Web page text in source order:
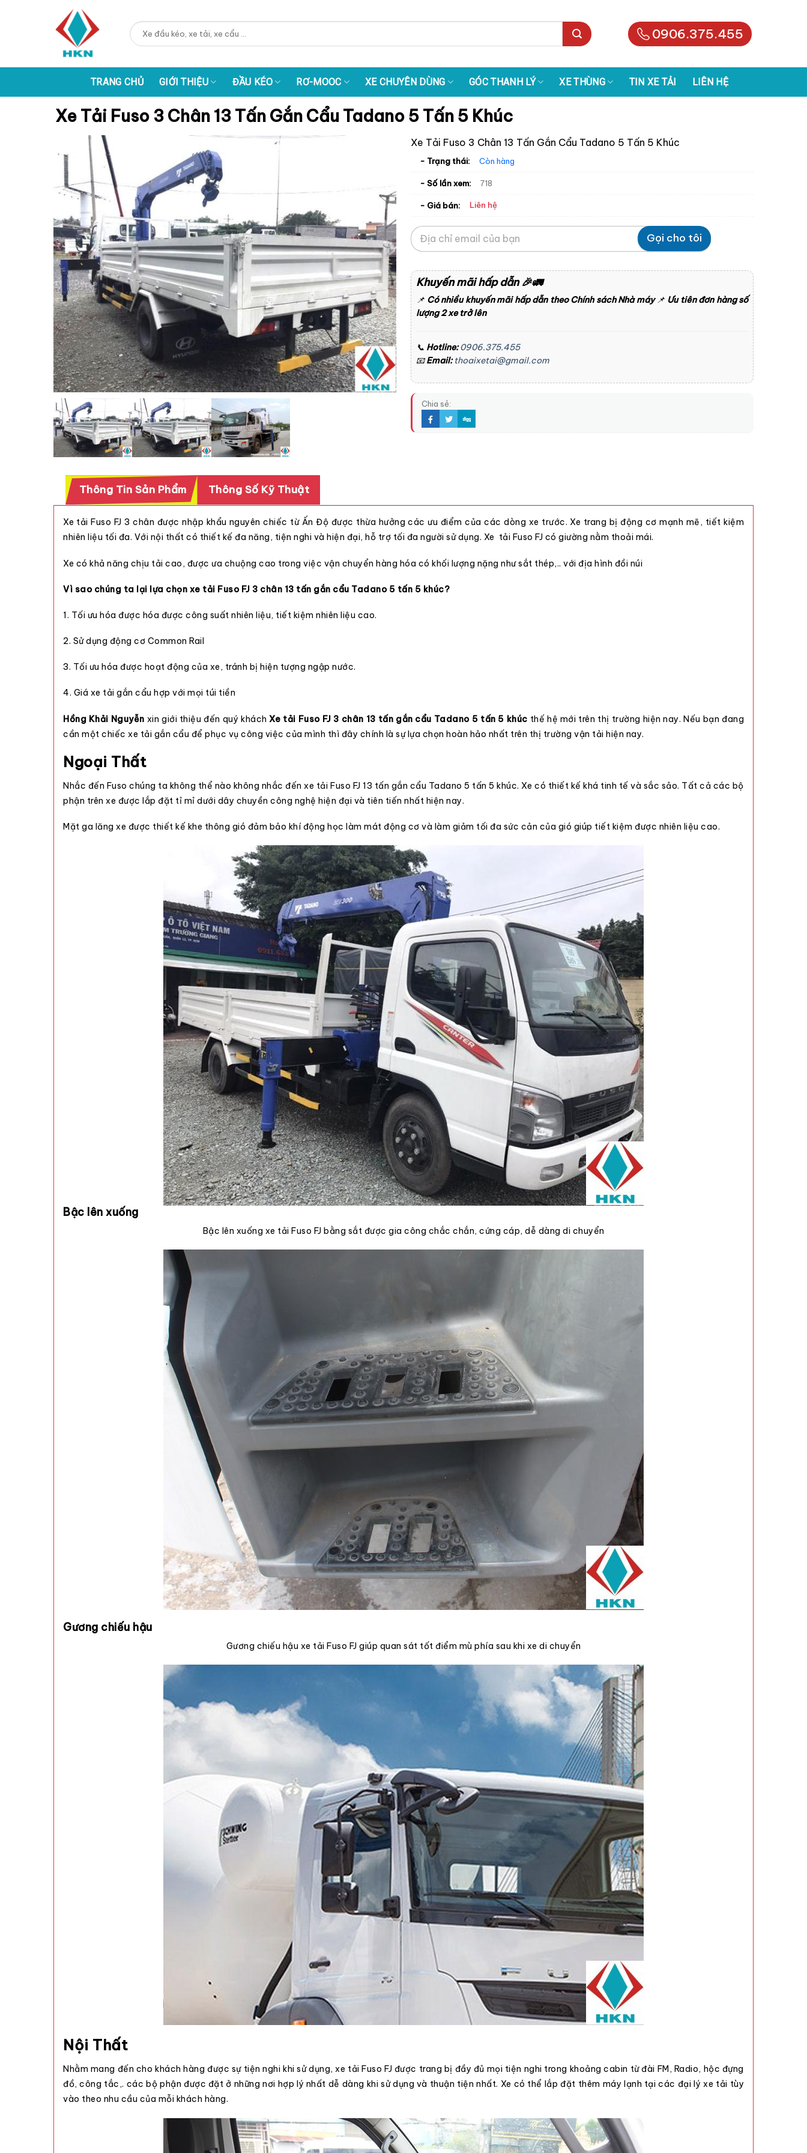
Tìm
kiếm:
0906.375.455
TRANG CHỦ GIỚI THIỆU ĐẦU KÉO RƠ-MOOC XE CHUYÊN DÙNG GÓC THANH LÝ XE THÙNG TIN XE TẢI LIÊN HỆ
Xe Tải Fuso 3 Chân 13 Tấn Gắn Cẩu Tadano 5 Tấn 5 Khúc
Xe Tải Fuso 3 Chân 13 Tấn Gắn Cẩu Tadano 5 Tấn 5 Khúc
- Trạng thái: Còn hàng
- Số lần xem: 718
- Giá bán: Liên hệ
Gọi cho tôi
Khuyến mãi hấp dẫn🎉🚛
📌 Có nhiều khuyến mãi hấp dẫn theo Chính sách Nhà máy📌 Ưu tiên đơn hàng số
lượng 2 xe trở lên
📞 Hotline: 0906.375.455
📧Email: thoaixetai@gmail.com
Chia sẻ:
Thông Tin Sản Phẩm Thông Số Kỹ Thuật
Xe tải Fuso FJ 3 chân được nhập khẩu nguyên chiếc từ Ấn Độ được thừa hưởng các ưu điểm của các dòng xe trước. Xe trang bị động cơ mạnh mẽ, tiết kiệm
nhiên liệu tối đa. Với nội thất có thiết kế đa năng, tiện nghi và hiện đại, hỗ trợ tối đa người sử dụng. Xe tải Fuso FJ có giường nằm thoải mái.
Xe có khả năng chịu tải cao, được ưa chuộng cao trong việc vận chuyển hàng hóa có khối lượng nặng như sắt thép,.. với địa hình đồi núi
Vì sao chúng ta lại lựa chọn xe tải Fuso FJ 3 chân 13 tấn gắn cẩu Tadano 5 tấn 5 khúc?
1. Tối ưu hóa được hóa được công suất nhiên liệu, tiết kiệm nhiên liệu cao.
2. Sử dụng động cơ Common Rail
3. Tối ưu hóa được hoạt động của xe, tránh bị hiện tượng ngập nước.
4. Giá xe tải gắn cẩu hợp với mọi túi tiền
Hồng Khải Nguyễn xin giới thiệu đến quý khách Xe tải Fuso FJ 3 chân 13 tấn gắn cẩu Tadano 5 tấn 5 khúc thế hệ mới trên thị trường hiện nay. Nếu bạn đang
cần một chiếc xe tải gắn cẩu để phục vụ công việc của mình thì đây chính là sự lựa chọn hoàn hảo nhất trên thị trường vận tải hiện nay.
Ngoại Thất
Nhắc đến Fuso chúng ta không thể nào không nhắc đến xe tải Fuso FJ 13 tấn gắn cẩu Tadano 5 tấn 5 khúc. Xe có thiết kế khá tinh tế và sắc sảo. Tất cả các bộ
phận trên xe được lắp đặt tỉ mỉ dưới dây chuyền công nghệ hiện đại và tiên tiến nhất hiện nay.
Mặt ga lăng xe được thiết kế khe thông gió đảm bảo khí động học làm mát động cơ và làm giảm tối đa sức cản của gió giúp tiết kiệm được nhiên liệu cao.
Bậc lên xuống
Bậc lên xuống xe tải Fuso FJ bằng sắt được gia công chắc chắn, cứng cáp, dễ dàng di chuyển
Gương chiếu hậu
Gương chiếu hậu xe tải Fuso FJ giúp quan sát tốt điểm mù phía sau khi xe di chuyển
Nội Thất
Nhằm mang đến cho khách hàng được sự tiện nghi khi sử dụng, xe tải Fuso FJ được trang bị đầy đủ mọi tiện nghi trong khoảng cabin từ đài FM, Radio, hộc đựng
đồ, công tắc,. các bộ phận được đặt ở những nơi hợp lý nhất dễ dàng khi sử dụng và thuận tiện nhất. Xe có thể lắp đặt thêm máy lạnh tại các đại lý xe tải tùy
vào theo nhu cầu của mỗi khách hàng.